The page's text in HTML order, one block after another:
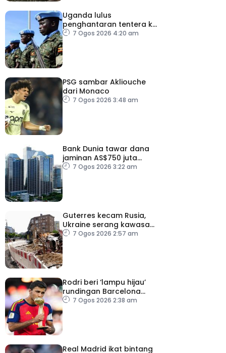
Uganda lulus
penghantaran tentera ke
Gaza bawah pelan
7 Ogos 2026 4:20 am
PSG sambar Akliouche
dari Monaco
7 Ogos 2026 3:48 am
Bank Dunia tawar dana
jaminan AS$750 juta
kepada Indonesia bantu
7 Ogos 2026 3:22 am
Guterres kecam Rusia,
Ukraine serang kawasan
awam7 Ogos 2026 2:57 am
Rodri beri ‘lampu hijau’
rundingan Barcelona
dengan Man City
7 Ogos 2026 2:38 am
Real Madrid ikat bintang